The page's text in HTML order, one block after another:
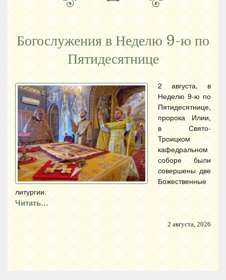
Богослужения в Неделю 9-ю по
Пятидесятнице
2 августа, в
Неделю 9-ю по
Пятидесятнице,
пророка Илии,
в Свято-
Троицком
кафедральном
соборе были
совершены две
Божественные
литургии.
Читать…
2 августа, 2026